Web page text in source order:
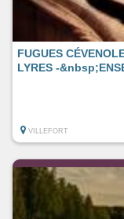
FUGUES
LYRES -
VILLEFORT